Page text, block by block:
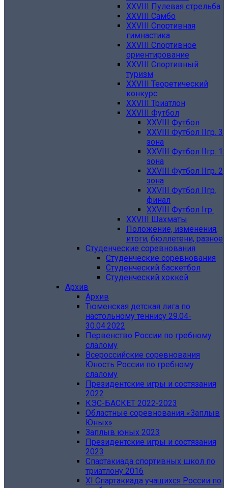
XXVIII Пулевая стрельба
XXVIII Самбо
XXVIII Спортивная
гимнастика
XXVIII Спортивное
ориентирование
XXVIII Спортивный
туризм
XXVIII Теоретический
конкурс
XXVIII Триатлон
XXVIII Футбол
XXVIII Футбол
XXVIII Футбол IIгр. 3
зона
XXVIII Футбол IIгр. 1
зона
XXVIII Футбол IIгр. 2
зона
XXVIII Футбол IIгр.
финал
XXVIII Футбол Iгр.
XXVIII Шахматы
Положение, изменения,
итоги, бюллетени, разное
Студенческие соревнования
Студенческие соревнования
Студенческий баскетбол
Студенческий хоккей
Архив
Архив
Тюменская детская лига по
настольному теннису 29.04-
30.04.2022
Первенство России по гребному
слалому
Всероссийские соревнования
Юность России по гребному
слалому
Президентские игры и состязания
2022
КЭС-БАСКЕТ 2022-2023
Областные соревнования «‎Заплыв
Юных»
Заплыв юных 2023
Президентские игры и состязания
2023
Спартакиада спортивных школ по
триатлону 2016
XI Спартакиада учащихся России по